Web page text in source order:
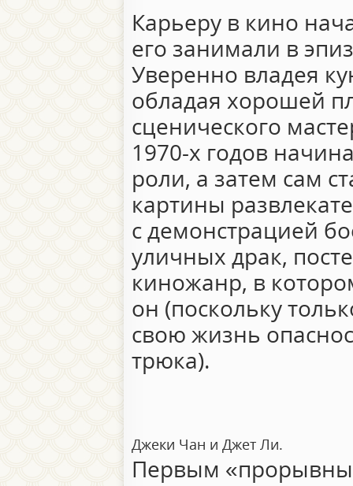
Карьеру в кино
его занимали в
Уверенно владея
обладая хорошей
сценического
1970-х годов
роли, а затем сам
картины
с демонстрацией
уличных драк,
киножанр, в
он (поскольку
свою жизнь
трюка).
Джеки Чан и Джет Ли.
Первым